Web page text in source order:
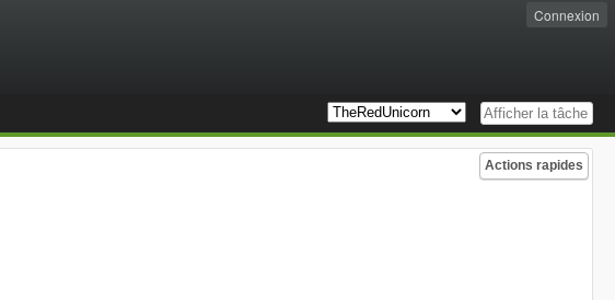
Connexion
Actions rapides